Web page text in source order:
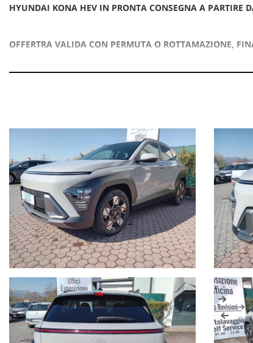
HYUNDAI KONA HEV IN PRONTA CONSEGNA A PARTIRE
OFFERTRA VALIDA CON PERMUTA O ROTTAMAZIONE,
In caso di permuta indicare:
Targa, chilometri, accessori principali e stato della
AUTO MOTO CRIPPA DI CRIPPA GABRIELE
Via IV Novembre, 113, 23891 Barzanò LC
Contattaci tramite Telefono: 039.9210911
Contattaci tramite WhatsApp: +39 3485705308
Tutte le nostre autovetture sono scrupolosamente
chilometraggio. Tutte le autovetture sono coperte da